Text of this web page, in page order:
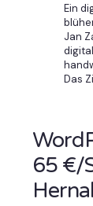
Ein
Jan
Das
65 €/